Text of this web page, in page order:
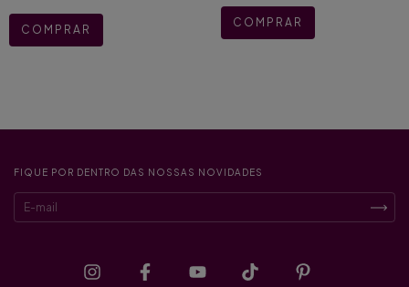
FIQUE POR DENTRO DAS NOSSAS NOVIDADES